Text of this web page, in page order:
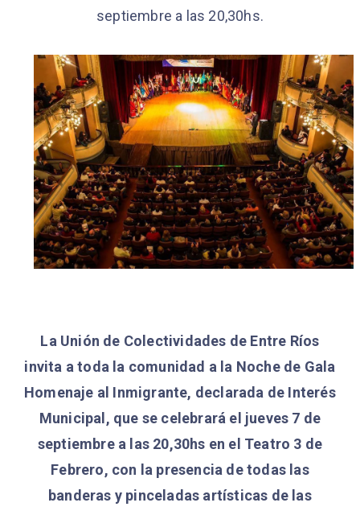
septiembre a las 20,30hs.
La Unión de Colectividades de Entre Ríos
invita a toda la comunidad a la Noche de Gala
Homenaje al Inmigrante, declarada de Interés
Municipal, que se celebrará el jueves 7 de
septiembre a las 20,30hs en el Teatro 3 de
Febrero, con la presencia de todas las
banderas y pinceladas artísticas de las